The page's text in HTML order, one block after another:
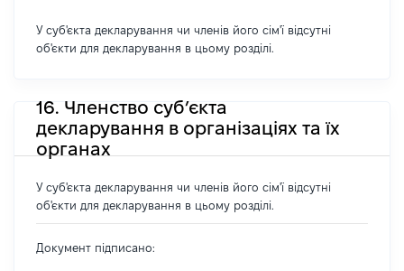
У суб'єкта декларування чи членів його сім'ї відсутні
об'єкти для декларування в цьому розділі.
16. Членство суб’єкта
декларування в організаціях та їх
органах
У суб'єкта декларування чи членів його сім'ї відсутні
об'єкти для декларування в цьому розділі.
Документ підписано: